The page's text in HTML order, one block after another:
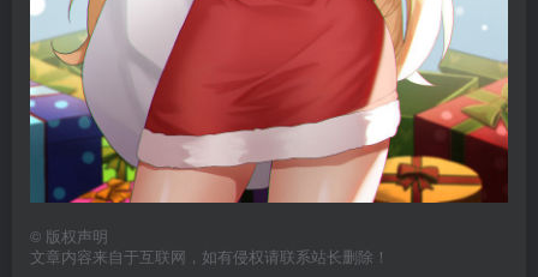
© 版权声明
文章内容来自于互联网，如有侵权请联系站长删除！